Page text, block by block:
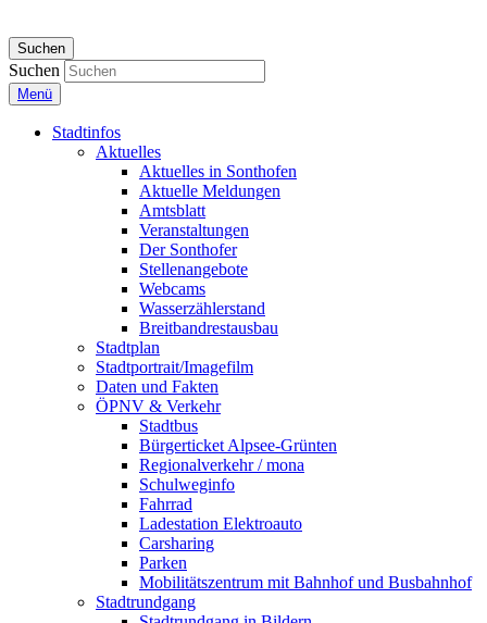
Suchen
Suchen
Menü
Stadtinfos
Aktuelles
Aktuelles in Sonthofen
Aktuelle Meldungen
Amtsblatt
Veranstaltungen
Der Sonthofer
Stellenangebote
Webcams
Wasserzählerstand
Breitbandrestausbau
Stadtplan
Stadtportrait/Imagefilm
Daten und Fakten
ÖPNV & Verkehr
Stadtbus
Bürgerticket Alpsee-Grünten
Regionalverkehr / mona
Schulweginfo
Fahrrad
Ladestation Elektroauto
Carsharing
Parken
Mobilitätszentrum mit Bahnhof und Busbahnhof
Stadtrundgang